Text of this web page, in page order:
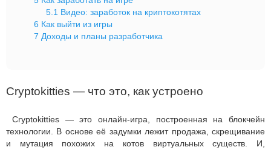
5.1 Видео: заработок на криптокотятах
6 Как выйти из игры
7 Доходы и планы разработчика
Cryptokitties — что это, как устроено
Cryptokitties — это онлайн-игра, построенная на блокчейн
технологии. В основе её задумки лежит продажа, скрещивание
и мутация похожих на котов виртуальных существ. И,